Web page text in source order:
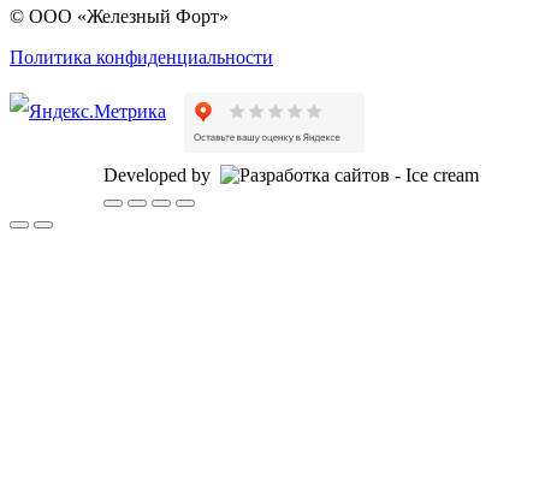
© ООО «Железный Форт»
Политика конфиденциальности
Developed by